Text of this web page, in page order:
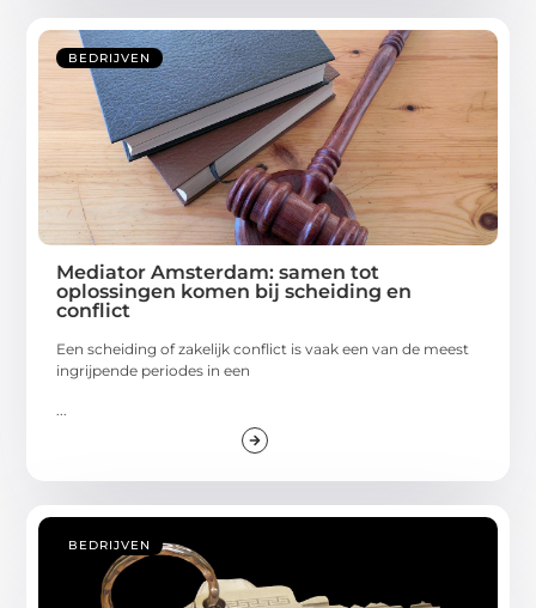
BEDRIJVEN
Mediator Amsterdam: samen tot
oplossingen komen bij scheiding en
conflict
Een scheiding of zakelijk conflict is vaak een van de meest
ingrijpende periodes in een
BEDRIJVEN